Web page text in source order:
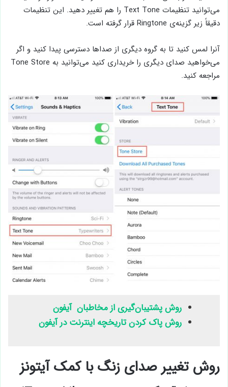
می‌توانید تنظیمات Text Tone را هم تغییر دهید. این تنظیمات
دقیقاً زیر گزینه‌ی Ringtone قرار گرفته است.
آنرا لمس کنید تا به گروه دیگری از صداها دسترسی پیدا کنید و اگر
می‌خواهید صدای دیگری را خریداری کنید می‌توانید به Tone Store
مراجعه کنید.
روش پشتیبان‌گیری از مخاطبان آیفون
روش پاک کردن تاریخچه اینترنت در آیفون
روش تغییر صدای زنگ با کمک آیتونز